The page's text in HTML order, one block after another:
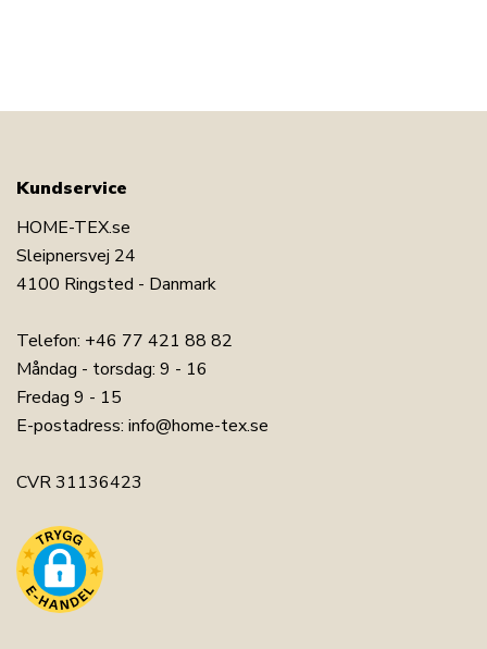
Kundservice
HOME-TEX.se
Sleipnersvej 24
4100 Ringsted - Danmark
Telefon: +46 77 421 88 82
Måndag - torsdag: 9 - 16
Fredag 9 - 15
E-postadress: info@home-tex.se
CVR 31136423